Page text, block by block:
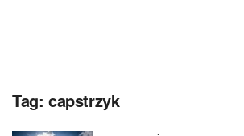
Tag: capstrzyk